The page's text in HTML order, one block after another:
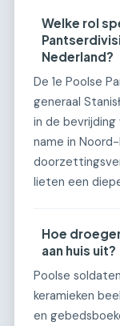
Welke rol
Nederland?
De 1e Poolse
generaal
in de
name in
lieten een
Hoe
aan huis uit?
Poolse
keramieken
en